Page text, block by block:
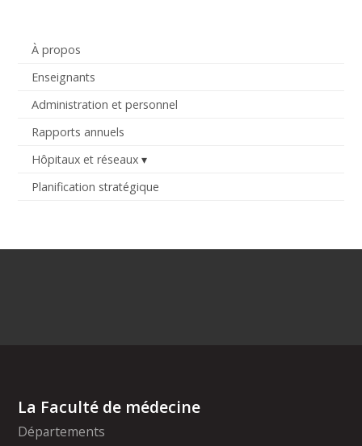
À propos
Enseignants
Administration et personnel
Rapports annuels
Hôpitaux et réseaux
Planification stratégique
La Faculté de médecine
Départements